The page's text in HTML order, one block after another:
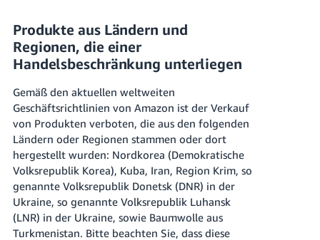
Produkte aus Ländern und
Regionen, die einer
Handelsbeschränkung unterliegen
Gemäß den aktuellen weltweiten
Geschäftsrichtlinien von Amazon ist der Verkauf
von Produkten verboten, die aus den folgenden
Ländern oder Regionen stammen oder dort
hergestellt wurden: Nordkorea (Demokratische
Volksrepublik Korea), Kuba, Iran, Region Krim, so
genannte Volksrepublik Donetsk (DNR) in der
Ukraine, so genannte Volksrepublik Luhansk
(LNR) in der Ukraine, sowie Baumwolle aus
Turkmenistan. Bitte beachten Sie, dass diese